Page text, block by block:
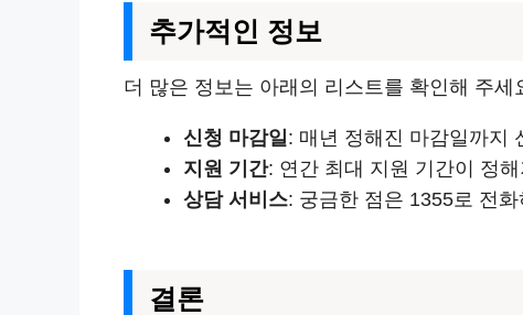
추가적인 정보
더 많은 정보는 아래의 리스트를 확인해 주세
신청 마감일 : 매년 정해진 마감일까지
지원 기간: 연간 최대 지원 기간이 정
상담 서비스: 궁금한 점은 1355로 전
결론